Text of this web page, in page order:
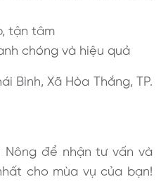
tận tâm
chóng và hiệu quả
Bình, Xã Hòa Thắng, TP.
để nhận tư vấn và
cho mùa vụ của bạn!